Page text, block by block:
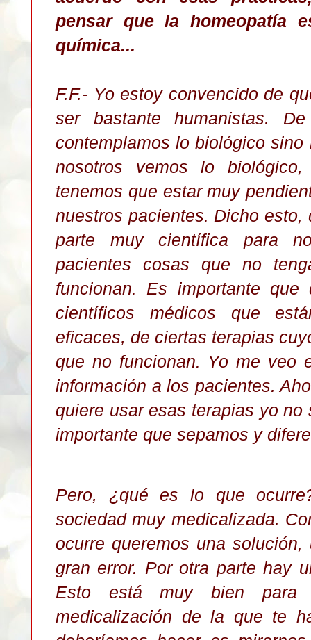
pensar que la homeopatía
química...
F.F.- Yo estoy convencido de
ser bastante humanistas.
contemplamos lo biológico
nosotros vemos lo
tenemos que estar muy
nuestros pacientes. Dicho
parte muy científica para
pacientes cosas que no
funcionan. Es importante que
científicos médicos que
eficaces, de ciertas terapias
que no funcionan. Yo me veo
información a los pacientes.
quiere usar esas terapias yo
importante que sepamos y
Pero, ¿qué es lo que
sociedad muy medicalizada.
ocurre queremos una
gran error. Por otra parte hay
Esto está muy bien para
medicalización de la que te